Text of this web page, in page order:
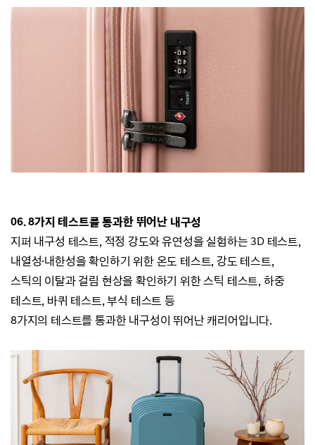
06.8가지 테스트를 통과한 뛰어난 내구성
지퍼 내구성 테스트, 적정 강도와 유연성을 실험하는 3D 테스트,
내열성·내한성을 확인하기 위한 온도 테스트, 강도 테스트,
스틱의 이탈과 걸림 현상을 확인하기 위한 스틱 테스트, 하중
테스트, 바퀴 테스트, 부식 테스트 등
8가지의 테스트를 통과한 내구성이 뛰어난 캐리어입니다.